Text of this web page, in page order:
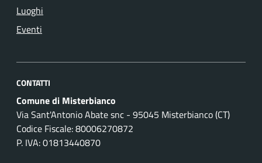
Luoghi
Eventi
CONTATTI
Comune di Misterbianco
Via Sant'Antonio Abate snc - 95045 Misterbianco (CT)
Codice Fiscale: 80006270872
P. IVA: 01813440870